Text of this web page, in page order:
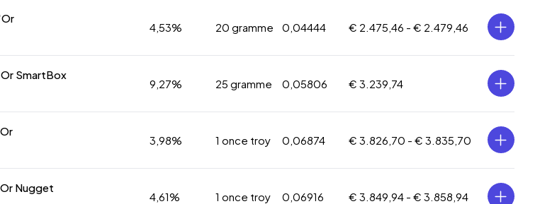
4,53% 20 gramme 0,04444 € 2.475,46 - € 2.479,46
SmartBox
9,27% 25 gramme 0,05806 € 3.239,74
3,98% 1 once troy 0,06874 € 3.826,70 - € 3.835,70
Nugget
4,61% 1 once troy 0,06916 € 3.849,94 - € 3.858,94